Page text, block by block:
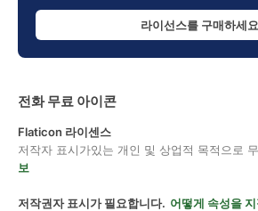
라이선스를 구매하세요
전화 무료 아이콘
Flaticon 라이센스
저작자 표시가있는 개인 및 상업적 목적으로
보
저작권자 표시가 필요합니다. 어떻게 속성을